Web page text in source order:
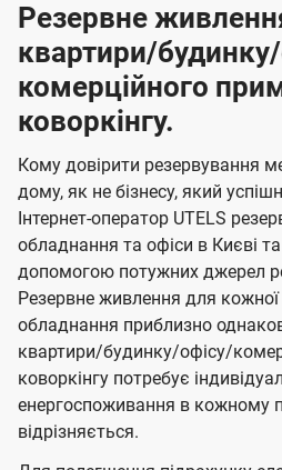
Резервне
квартири/
комерційного
коворкінгу.
Кому довірити резервування
дому, як не бізнесу, який
Інтернет-оператор UTELS
обладнання та офіси в Києві та
допомогою потужних джерел
Резервне живлення для
обладнання приблизно
квартири/будинку/офісу/
коворкінгу потребує
енергоспоживання в кожному
відрізняється.